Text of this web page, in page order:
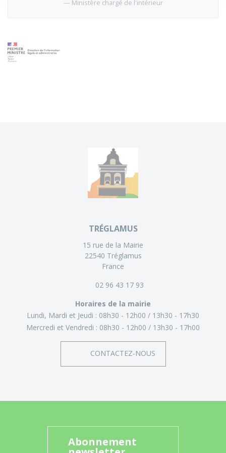
Ministère chargé de l'intérieur
TRÉGLAMUS
15 rue de la Mairie
22540 Tréglamus
France
02 96 43 17 93
Horaires de la mairie
Lundi, Mardi et Jeudi : 08h30 - 12h00
13h30 - 17h30
Mercredi et Vendredi : 08h30 - 12h00 13h30 - 17h00
CONTACTEZ-NOUS
Abonnement